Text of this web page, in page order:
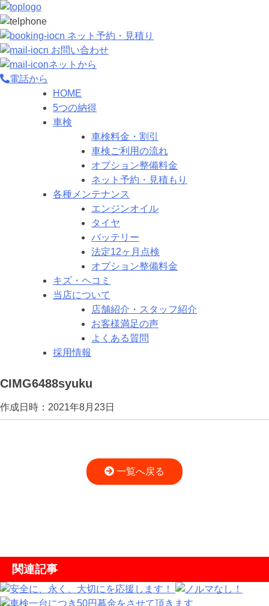
ネット予約・見積り
お問い合わせ
ネットから
電話から
HOME
5つの納得
車検
車検料金・割引
車検ご利用の流れ
オプション整備料金
ネット予約・見積もり
各種メンテナンス
エンジンオイル
タイヤ
バッテリー
法定12ヶ月点検
オプション整備料金
キズ・ヘコミ
当店について
店舗紹介・スタッフ紹介
お客様満足の声
よくある質問
採用情報
CIMG6488syuku
作成日時：2021年8月23日
一覧へ戻る
関連記事